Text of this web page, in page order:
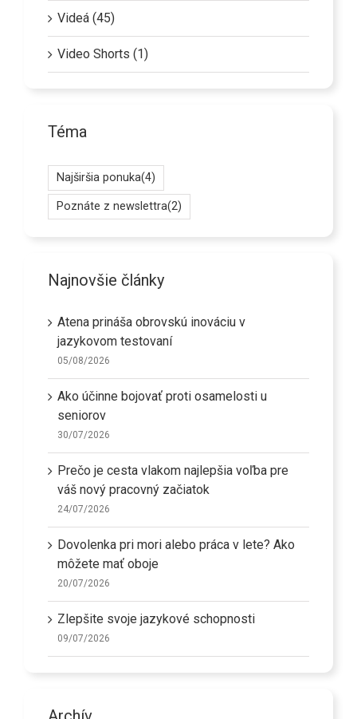
Videá (45)
Video Shorts (1)
Téma
Najširšia ponuka(4)
Poznáte z newslettra(2)
Najnovšie články
Atena prináša obrovskú inováciu v
jazykovom testovaní
05/08/2026
Ako účinne bojovať proti osamelosti u
seniorov
30/07/2026
Prečo je cesta vlakom najlepšia voľba pre
váš nový pracovný začiatok
24/07/2026
Dovolenka pri mori alebo práca v lete? Ako
môžete mať oboje
20/07/2026
Zlepšite svoje jazykové schopnosti
09/07/2026